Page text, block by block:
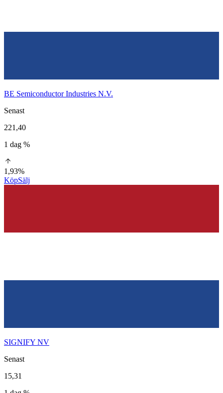
BE Semiconductor Industries N.V.
Senast
221,40
1 dag %
1,93%
KöpSälj
SIGNIFY NV
Senast
15,31